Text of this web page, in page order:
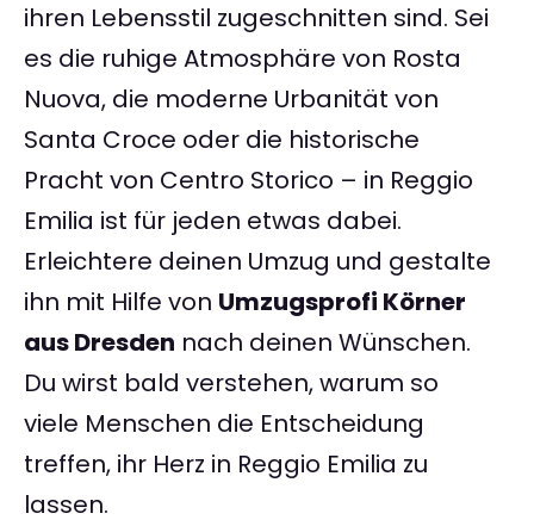
ihren Lebensstil zugeschnitten sind. Sei
es die ruhige Atmosphäre von Rosta
Nuova, die moderne Urbanität von
Santa Croce oder die historische
Pracht von Centro Storico – in Reggio
Emilia ist für jeden etwas dabei.
Erleichtere deinen Umzug und gestalte
ihn mit Hilfe von Umzugsprofi Körner
aus Dresden nach deinen Wünschen.
Du wirst bald verstehen, warum so
viele Menschen die Entscheidung
treffen, ihr Herz in Reggio Emilia zu
lassen.